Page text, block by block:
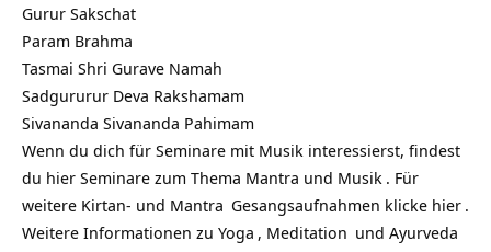
Gurur Sakschat
Param Brahma
Tasmai Shri Gurave Namah
Sadgururur Deva Rakshamam
Sivananda Sivananda Pahimam
Wenn du dich für Seminare mit Musik interessierst, findest
du hier Seminare zum Thema Mantra und Musik . Für
weitere Kirtan- und Mantra Gesangsaufnahmen klicke hier .
Weitere Informationen zu Yoga , Meditation und Ayurveda